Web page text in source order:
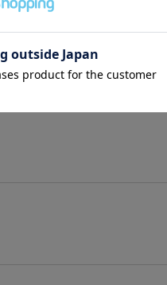
ます｡
ル以外のご登録をお勧めします。